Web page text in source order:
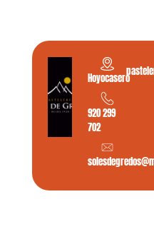
Hoyocasero
920 299
702